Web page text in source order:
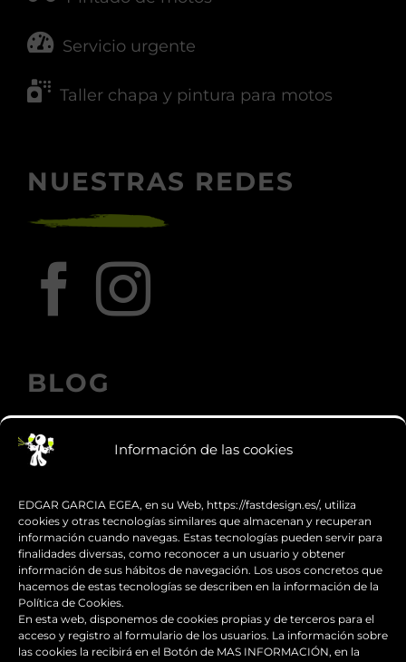
Información de las cookies
EDGAR GARCIA EGEA, en su Web, https://fastdesign.es/, utiliza
cookies y otras tecnologías similares que almacenan y recuperan
información cuando navegas. Estas tecnologías pueden servir para
finalidades diversas, como reconocer a un usuario y obtener
información de sus hábitos de navegación. Los usos concretos que
hacemos de estas tecnologías se describen en la información de la
Política de Cookies.
En esta web, disponemos de cookies propias y de terceros para el
acceso y registro al formulario de los usuarios. La información sobre
las cookies la recibirá en el Botón de MAS INFORMACIÓN, en la
Servicio urgente
Taller chapa y pintura para motos
NUESTRAS REDES
BLOG
que transforman el diseño
Guía de supervivencia: qué hacer con tu
moto tras una caída
¿Qué es y para qué sirve el carenado de
una moto?